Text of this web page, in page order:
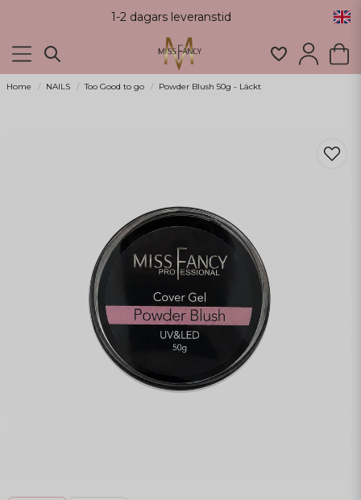
1-2 dagars leveranstid
Home NAILS Too Good to go Powder Blush 50g - Läckt